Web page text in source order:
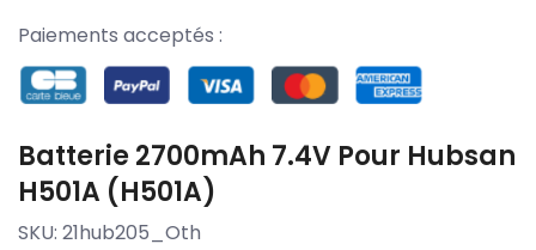
Paiements acceptés :
Batterie 2700mAh 7.4V Pour Hubsan
H501A (H501A)
SKU: 21hub205_Oth